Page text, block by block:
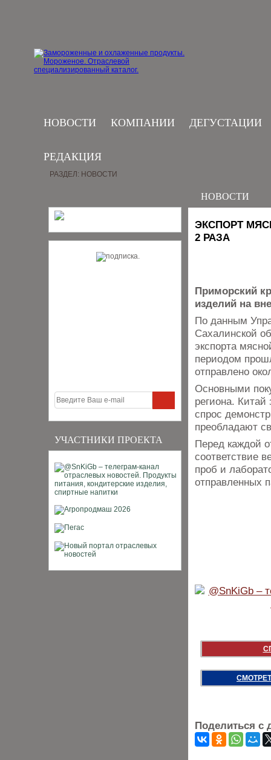
НОВОСТИ КОМПАНИИ ДЕГУСТАЦИИ
РЕДАКЦИЯ
УЧАСТНИКИ ПРОЕКТА
РАЗДЕЛ: НОВОСТИ
НОВОСТИ
ЭКСПОРТ
2 РАЗА
Приморский
изделий на
По данным
Сахалинской
экспорта
периодом
отправлено
Основными
региона.
спрос
преобладают
Перед каждой
соответствие
проб и
отправленных
Поделиться с